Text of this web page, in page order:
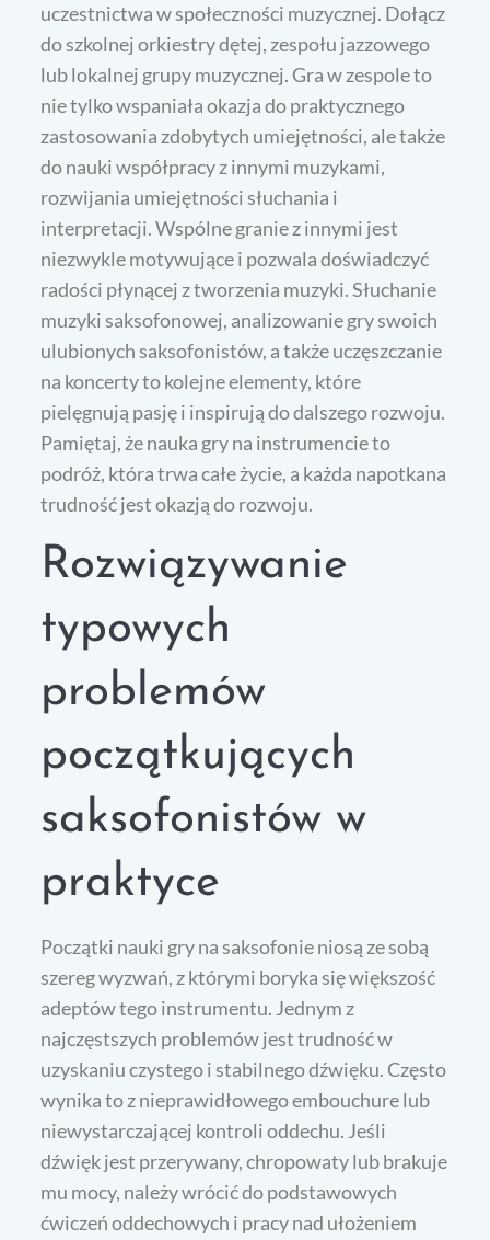
uczestnictwa w społeczności muzycznej. Dołącz
do szkolnej orkiestry dętej, zespołu jazzowego
lub lokalnej grupy muzycznej. Gra w zespole to
nie tylko wspaniała okazja do praktycznego
zastosowania zdobytych umiejętności, ale także
do nauki współpracy z innymi muzykami,
rozwijania umiejętności słuchania i
interpretacji. Wspólne granie z innymi jest
niezwykle motywujące i pozwala doświadczyć
radości płynącej z tworzenia muzyki. Słuchanie
muzyki saksofonowej, analizowanie gry swoich
ulubionych saksofonistów, a także uczęszczanie
na koncerty to kolejne elementy, które
pielęgnują pasję i inspirują do dalszego rozwoju.
Pamiętaj, że nauka gry na instrumencie to
podróż, która trwa całe życie, a każda napotkana
trudność jest okazją do rozwoju.
Rozwiązywanie
typowych
problemów
początkujących
saksofonistów w
praktyce
Początki nauki gry na saksofonie niosą ze sobą
szereg wyzwań, z którymi boryka się większość
adeptów tego instrumentu. Jednym z
najczęstszych problemów jest trudność w
uzyskaniu czystego i stabilnego dźwięku. Często
wynika to z nieprawidłowego embouchure lub
niewystarczającej kontroli oddechu. Jeśli
dźwięk jest przerywany, chropowaty lub brakuje
mu mocy, należy wrócić do podstawowych
ćwiczeń oddechowych i pracy nad ułożeniem